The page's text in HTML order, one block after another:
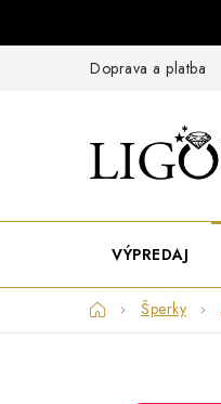
Doprava a platba
VÝPREDAJ
DomovŠperky